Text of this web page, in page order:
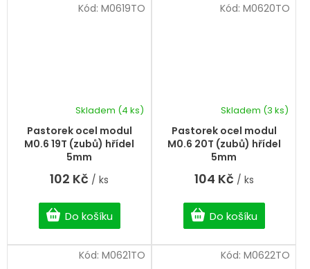
Pastorek ocel modul
M0.6 19T (zubů) hřídel
5mm
Skladem (4 ks)
102 Kč / ks
Do košíku
Kód: M0619TO
Pastorek ocel modul
M0.6 20T (zubů) hřídel
5mm
Skladem (3 ks)
104 Kč / ks
Do košíku
Kód: M0620TO
Kód: M0621TO Kód: M0622TO